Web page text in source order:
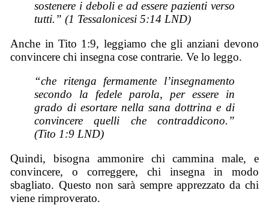
sostenere i deboli e ad essere pazienti verso
tutti.” (1 Tessalonicesi 5:14 LND)
Anche in Tito 1:9, leggiamo che gli anziani devono
convincere chi insegna cose contrarie. Ve lo leggo.
“che ritenga fermamente l’insegnamento
secondo la fedele parola, per essere in
grado di esortare nella sana dottrina e di
convincere quelli che contraddicono.”
(Tito 1:9 LND)
Quindi, bisogna ammonire chi cammina male, e
convincere, o correggere, chi insegna in modo
sbagliato. Questo non sarà sempre apprezzato da chi
viene rimproverato.